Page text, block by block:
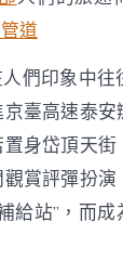
道
們印象中往
臺高速泰安
身岱頂天街
賞評彈扮演
給站”，而